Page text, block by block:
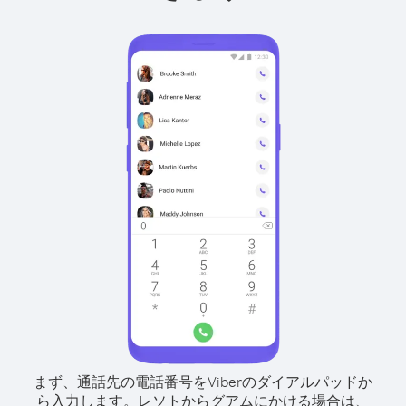
まず、通話先の電話番号をViberのダイアルパッドか
ら入力します。 レソトからグアムにかける場合は、